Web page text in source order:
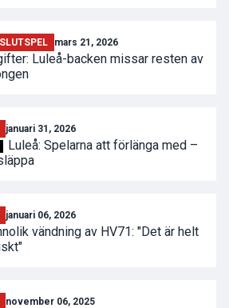
mars 21, 2026
Luleå-backen missar resten av
januari 31, 2026
Luleå: Spelarna att förlänga med –
januari 06, 2026
vändning av HV71: "Det är helt
november 06, 2025